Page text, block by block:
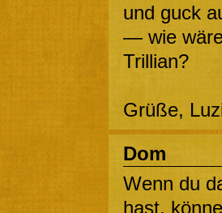
und guck
— wie
Trillian?
Grüße,
Dom
Wenn du
hast,